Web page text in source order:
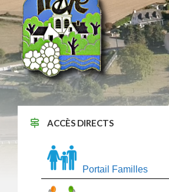
ACCÈS DIRECTS
Portail Familles